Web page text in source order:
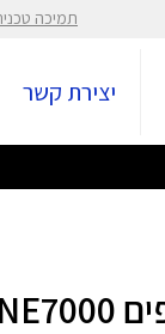
תמיכה
יצירת קשר